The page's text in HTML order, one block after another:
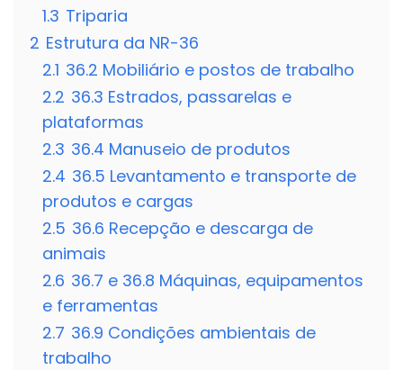
1.3 Triparia
2 Estrutura da NR-36
2.1 36.2 Mobiliário e postos de trabalho
2.2 36.3 Estrados, passarelas e
plataformas
2.3 36.4 Manuseio de produtos
2.4 36.5 Levantamento e transporte de
produtos e cargas
2.5 36.6 Recepção e descarga de
animais
2.6 36.7 e 36.8 Máquinas, equipamentos
e ferramentas
2.7 36.9 Condições ambientais de
trabalho